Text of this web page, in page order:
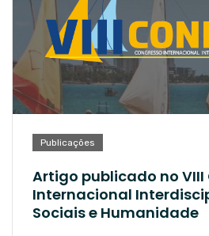
Publicações
Artigo publicado no VIII
Internacional
Sociais e Humanidade